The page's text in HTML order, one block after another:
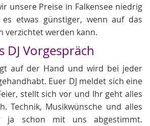
unsere Preise in Falkensee niedrig
etwas günstiger, wenn auf das
verzichtet werden kann.
DJ Vorgespräch
auf der Hand und wird bei jeder
Euer DJ meldet sich eine
stellt sich vor und Ihr geht alles
Technik, Musikwünsche und alles
ja schon mit uns abgestimmt.